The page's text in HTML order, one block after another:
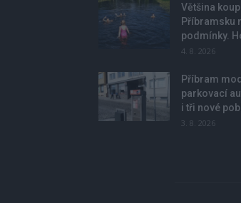
Většina
Příbramsku
podmínky.
4. 8. 2026
Příbram
parkovací
i tři nové
3. 8. 2026